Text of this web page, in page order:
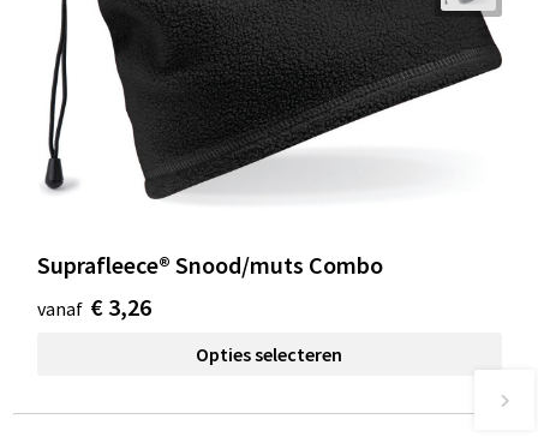
Suprafleece® Snood/muts Combo
vanaf € 3,26
Opties selecteren